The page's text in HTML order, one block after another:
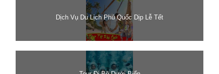
Dịch Vụ Du Lịch Phú Quốc Dịp Lễ Tết